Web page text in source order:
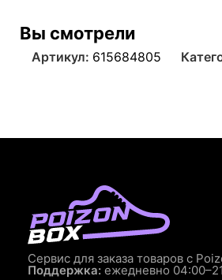
Вы смотрели
Артикул: 615684805
Сервис для заказа товаров с
Поддержка: ежедневно